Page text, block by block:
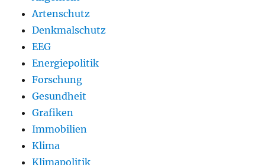
Artenschutz
Denkmalschutz
EEG
Energiepolitik
Forschung
Gesundheit
Grafiken
Immobilien
Klima
Klimapolitik